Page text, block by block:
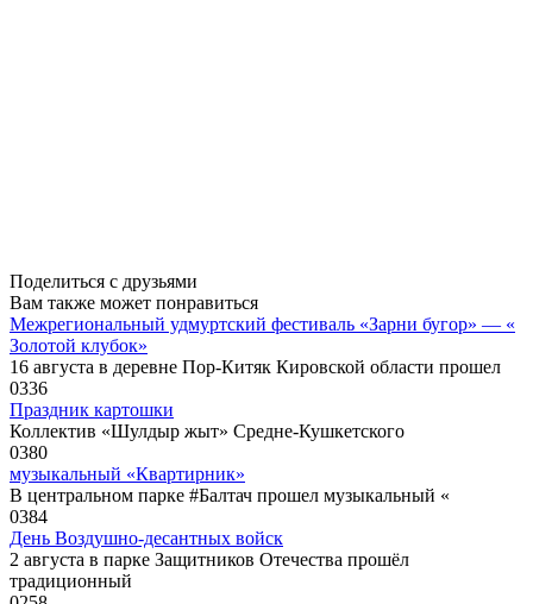
Поделиться с друзьями
Вам также может понравиться
Межрегиональный удмуртский фестиваль «Зарни бугор» — «
Золотой клубок»
16 августа в деревне Пор-Китяк Кировской области прошел
0336
Праздник картошки
Коллектив «Шулдыр жыт» Средне-Кушкетского
0380
музыкальный «Квартирник»
В центральном парке #Балтач прошел музыкальный «
0384
День Воздушно-десантных войск
2 августа в парке Защитников Отечества прошёл
традиционный